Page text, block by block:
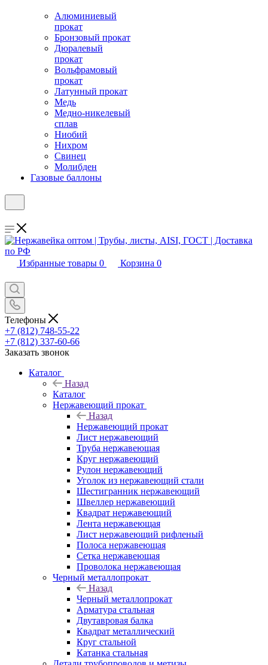
Алюминиевый
прокат
Бронзовый прокат
Дюралевый
прокат
Вольфрамовый
прокат
Латунный прокат
Медь
Медно-никелевый
сплав
Ниобий
Нихром
Свинец
Молибден
Газовые баллоны
Избранные товары 0 Корзина 0
Телефоны
+7 (812) 748-55-22
+7 (812) 337-60-66
Заказать звонок
Каталог
Назад
Каталог
Нержавеющий прокат
Назад
Нержавеющий прокат
Лист нержавеющий
Труба нержавеющая
Круг нержавеющий
Рулон нержавеющий
Уголок из нержавеющий стали
Шестигранник нержавеющий
Швеллер нержавеющий
Квадрат нержавеющий
Лента нержавеющая
Лист нержавеющий рифленый
Полоса нержавеющая
Сетка нержавеющая
Проволока нержавеющая
Черный металлопрокат
Назад
Черный металлопрокат
Арматура стальная
Двутавровая балка
Квадрат металлический
Круг стальной
Катанка стальная